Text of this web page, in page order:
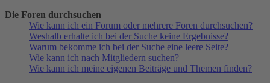
Die Foren durchsuchen
Wie kann ich ein Forum oder mehrere Foren durchsuchen?
Weshalb erhalte ich bei der Suche keine Ergebnisse?
Warum bekomme ich bei der Suche eine leere Seite?
Wie kann ich nach Mitgliedern suchen?
Wie kann ich meine eigenen Beiträge und Themen finden?